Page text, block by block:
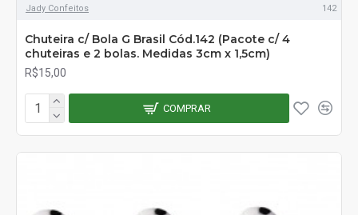
Jady Confeitos 142
Chuteira c/ Bola G Brasil Cód.142 (Pacote c/ 4
chuteiras e 2 bolas. Medidas 3cm x 1,5cm)
R$15,00
COMPRAR